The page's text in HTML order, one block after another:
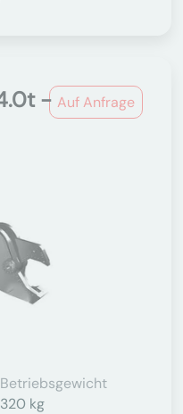
Auf Anfrage
-
Betriebsgewicht
320 kg